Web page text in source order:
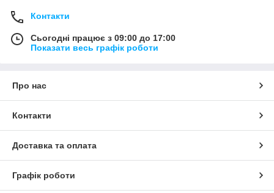
Контакти
Сьогодні працює з 09:00 до 17:00
Показати весь графік роботи
Про нас
Контакти
Доставка та оплата
Графік роботи